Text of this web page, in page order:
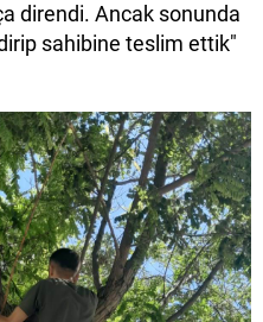
direndi. Ancak sonunda
sahibine teslim ettik"